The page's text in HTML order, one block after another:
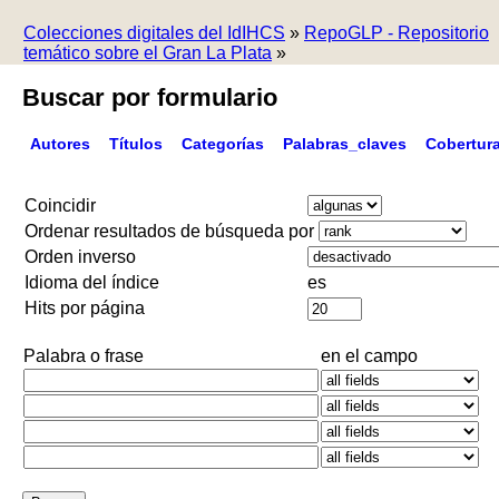
Colecciones digitales del IdIHCS » RepoGLP - Repositorio
temático sobre el Gran La Plata »
Buscar por formulario
Autores Títulos Categorías Palabras_claves
Coincidir
Ordenar resultados de búsqueda por
Orden inverso
Idioma del índice
es
Hits por página
Palabra o frase en el campo